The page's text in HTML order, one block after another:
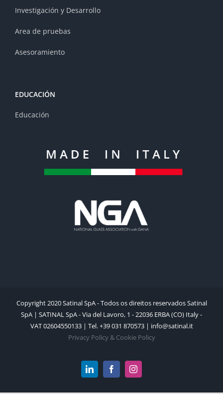
Investigación y Desarrollo
Area de pruebas
Asesoramiento
EDUCACIÓN
Educación
Copyright 2020 Satinal SpA - Todos os direitos reservados Satinal
SpA | SATINAL SpA - Via del Lavoro, 1 - 22036 ERBA (CO) Italy -
VAT 02604550133 | Tel. +39 031 870573 | info@satinal.it
Privacy Policy & Cookie Policy
LinkedInFacebookInstagram